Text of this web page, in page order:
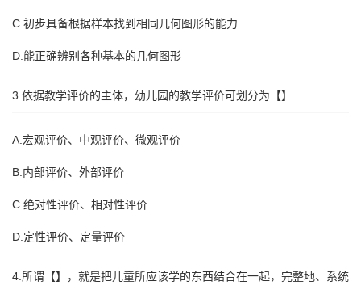
C.初步具备根据样本找到相同几何图形的能力
D.能正确辨别各种基本的几何图形
3.依据教学评价的主体，幼儿园的教学评价可划分为【】
A.宏观评价、中观评价、微观评价
B.内部评价、外部评价
C.绝对性评价、相对性评价
D.定性评价、定量评价
4.所谓【】，就是把儿童所应该学的东西结合在一起，完整地、系统